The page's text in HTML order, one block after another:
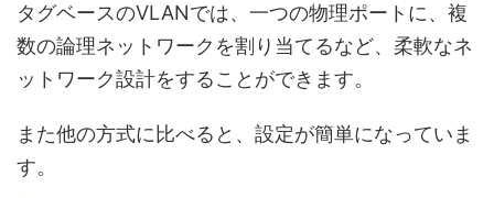
タグベースのVLANでは、一つの物理ポートに、複
数の論理ネットワークを割り当てるなど、柔軟なネ
ットワーク設計をすることができます。
また他の方式に比べると、設定が簡単になっていま
す。